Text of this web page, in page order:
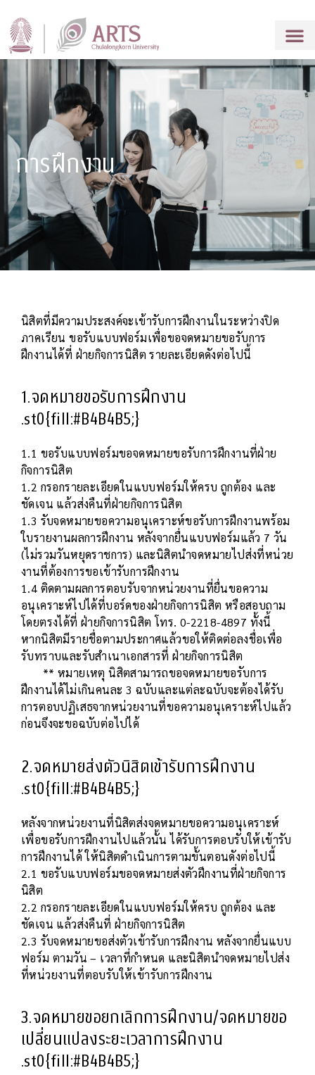
การฝึกงาน
นิสิตที่มีความประสงค์จะเข้ารับการฝึกงานในระหว่างปิด
ภาคเรียน ขอรับแบบฟอร์มเพื่อขอจดหมายขอรับการ
ฝึกงานได้ที่ ฝ่ายกิจการนิสิต รายละเอียดดังต่อไปนี้
1.จดหมายขอรับการฝึกงาน
.st0{fill:#B4B4B5;}
1.1 ขอรับแบบฟอร์มขอจดหมายขอรับการฝึกงานที่ฝ่าย
กิจการนิสิต
1.2 กรอกรายละเอียดในแบบฟอร์มให้ครบ ถูกต้อง และ
ชัดเจน แล้วส่งคืนที่ฝ่ายกิจการนิสิต
1.3 รับจดหมายขอความอนุเคราะห์ขอรับการฝึกงานพร้อม
ใบรายงานผลการฝึกงาน หลังจากยื่นแบบฟอร์มแล้ว 7 วัน
(ไม่รวมวันหยุดราชการ) และนิสิตนำจดหมายไปส่งที่หน่วย
งานที่ต้องการขอเข้ารับการฝึกงาน
1.4 ติดตามผลการตอบรับจากหน่วยงานที่ยื่นขอความ
อนุเคราะห์ไปได้ที่บอร์ดของฝ่ายกิจการนิสิต หรือสอบถาม
โดยตรงได้ที่ ฝ่ายกิจการนิสิต โทร. 0-2218-4897 ทั้งนี้
หากนิสิตมีรายชื่อตามประกาศแล้วขอให้ติดต่อลงชื่อเพื่อ
รับทราบและรับสำเนาเอกสารที่ ฝ่ายกิจการนิสิต
** หมายเหตุ นิสิตสามารถขอจดหมายขอรับการ
ฝึกงานได้ไม่เกินคนละ 3 ฉบับและแต่ละฉบับจะต้องได้รับ
การตอบปฏิเสธจากหน่วยงานที่ขอความอนุเคราะห์ไปแล้ว
ก่อนจึงจะขอฉบับต่อไปได้
2.จดหมายส่งตัวนิสิตเข้ารับการฝึกงาน
.st0{fill:#B4B4B5;}
หลังจากหน่วยงานที่นิสิตส่งจดหมายขอความอนุเคราะห์
เพื่อขอรับการฝึกงานไปแล้วนั้น ได้รับการตอบรับให้เข้ารับ
การฝึกงานได้ ให้นิสิตดำเนินการตามขั้นตอนดังต่อไปนี้
2.1 ขอรับแบบฟอร์มขอจดหมายส่งตัวฝึกงานที่ฝ่ายกิจการ
นิสิต
2.2 กรอกรายละเอียดในแบบฟอร์มให้ครบ ถูกต้อง และ
ชัดเจน แล้วส่งคืนที่ ฝ่ายกิจการนิสิต
2.3 รับจดหมายขอส่งตัวเข้ารับการฝึกงาน หลังจากยื่นแบบ
ฟอร์ม ตามวัน – เวลาที่กำหนด และนิสิตนำจดหมายไปส่ง
ที่หน่วยงานที่ตอบรับให้เข้ารับการฝึกงาน
3.จดหมายขอยกเลิกการฝึกงาน/จดหมายขอ
เปลี่ยนแปลงระยะเวลาการฝึกงาน
.st0{fill:#B4B4B5;}